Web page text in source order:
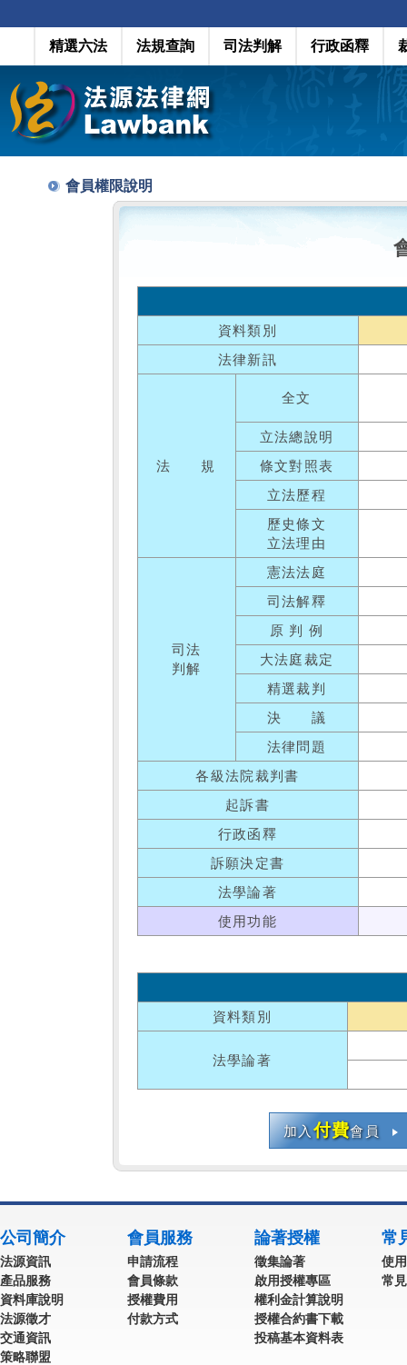
精選六法 法規查詢 司法判解 行政函釋
會員權限說明
資料類別
法律新訊
法 規
全文
立法總說明
條文對照表
立法歷程
歷史條文
立法理由
司法
判解
憲法法庭
司法解釋
原 判 例
大法庭裁定
精選裁判
決 議
法律問題
各級法院裁判書
起訴書
行政函釋
訴願決定書
法學論著
使用功能
資料類別
法學論著
加入付費會員
公司簡介
法源資訊
產品服務
資料庫說明
法源徵才
交通資訊
策略聯盟
會員服務
申請流程
會員條款
授權費用
付款方式
論著授權
徵集論著
啟用授權專區
權利金計算說明
授權合約書下載
投稿基本資料表
常
使
常